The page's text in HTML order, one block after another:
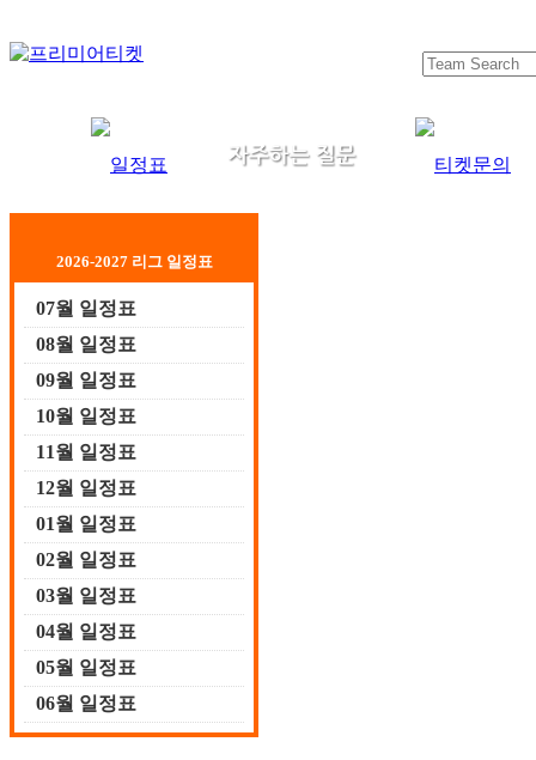
2026-2027 리그 일정표
07월 일정표
08월 일정표
09월 일정표
10월 일정표
11월 일정표
12월 일정표
01월 일정표
02월 일정표
03월 일정표
04월 일정표
05월 일정표
06월 일정표